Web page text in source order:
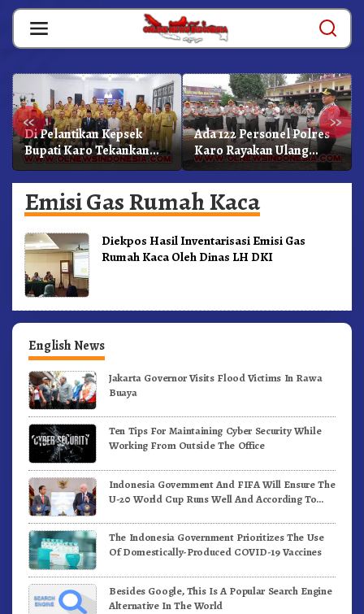
Skip
content
« »
Di Pelantikan Kepsek
Bupati Karo Tekankan
Kepemimpinan
Profesional Dongkrak
Mutu Pendidikan
Ada 122 Personel Polres
Karo Rayakan Ulang
Tahun Bersama
Emisi Gas Rumah Kaca
Diekpos Hasil Inventarisasi Emisi Gas
Rumah Kaca Oleh Dinas LH DKI
English News
Jakarta Governor Visits Flood Victims In Rawa
Buaya
Ten Tips For Maintaining Cyber Security While
Working From Outside The Office
Indonesia Government And FIFA Will Ensure The
U-20 World Cup Runs Well And According To
The Indonesia Government Prioritizes The Use
Of Domestically-Produced COVID-19 Vaccines
Besides Google, This Is A Popular Search Engine
Alternative In The World